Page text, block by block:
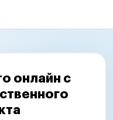
онлайн с